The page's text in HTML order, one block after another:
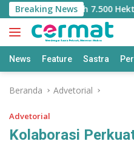
Langsung
ke
konten
Breaking News
Jatah 7.500 Hektare
News Feature Sastra
Beranda Advetorial
Advetorial
Kolaborasi